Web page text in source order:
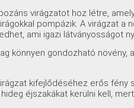
virágzatot hoz létre,
pompázik. A virágzat a
ami igazi látványosságot
könnyen gondozható növény,
kifejlődéséhez erős fény
éjszakákat kerülni kell,